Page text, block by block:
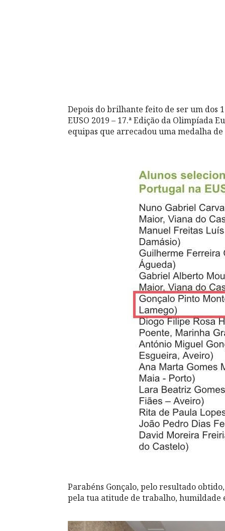
Depois do brilhante feito de ser um dos
EUSO 2019 – 17.ª Edição da Olimpíada
equipas que arrecadou uma medalha
Parabéns Gonçalo, pelo resultado
pela tua atitude de trabalho, humildade